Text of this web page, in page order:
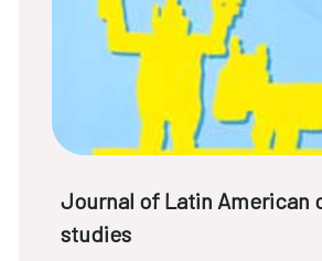
News title:
Journal of Latin American
studies